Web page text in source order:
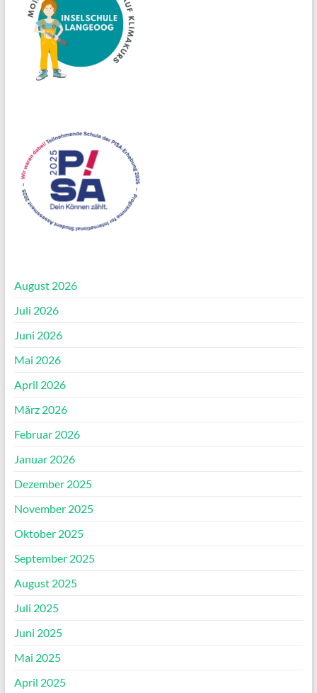
August 2026
Juli 2026
Juni 2026
Mai 2026
April 2026
März 2026
Februar 2026
Januar 2026
Dezember 2025
November 2025
Oktober 2025
September 2025
August 2025
Juli 2025
Juni 2025
Mai 2025
April 2025